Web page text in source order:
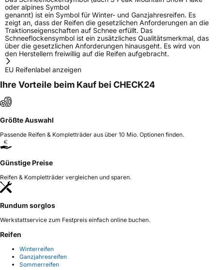
oder alpines Symbol
genannt) ist ein Symbol für Winter- und Ganzjahresreifen. Es
zeigt an, dass der Reifen die gesetzlichen Anforderungen an die
Traktionseigenschaften auf Schnee erfüllt. Das
Schneeflockensymbol ist ein zusätzliches Qualitätsmerkmal, das
über die gesetzlichen Anforderungen hinausgeht. Es wird von
den Herstellern freiwillig auf die Reifen aufgebracht.
EU Reifenlabel anzeigen
Ihre Vorteile beim Kauf bei CHECK24
Größte Auswahl
Passende Reifen & Kompletträder aus über 10 Mio. Optionen finden.
Günstige Preise
Reifen & Kompletträder vergleichen und sparen.
Rundum sorglos
Werkstattservice zum Festpreis einfach online buchen.
Reifen
Winterreifen
Ganzjahresreifen
Sommerreifen